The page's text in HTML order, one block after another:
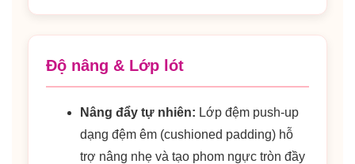
Độ nâng & Lớp lót
Nâng đẩy tự nhiên: Lớp đệm push-up
dạng đệm êm (cushioned padding) hỗ
trợ nâng nhẹ và tạo phom ngực tròn đầy